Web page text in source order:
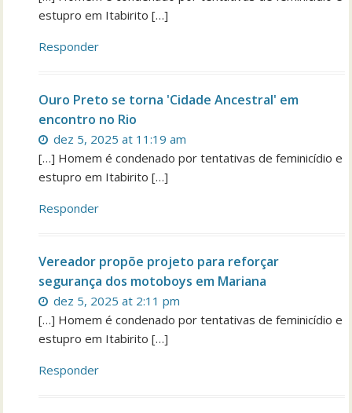
estupro em Itabirito […]
Responder
Ouro Preto se torna 'Cidade Ancestral' em
encontro no Rio
dez 5, 2025 at 11:19 am
[…] Homem é condenado por tentativas de feminicídio e
estupro em Itabirito […]
Responder
Vereador propõe projeto para reforçar
segurança dos motoboys em Mariana
dez 5, 2025 at 2:11 pm
[…] Homem é condenado por tentativas de feminicídio e
estupro em Itabirito […]
Responder